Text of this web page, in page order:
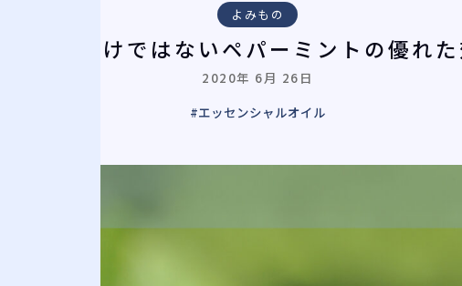
よみもの
清涼感だけではないペパーミントの優れ
2020年 6月 26日
#エッセンシャルオイル